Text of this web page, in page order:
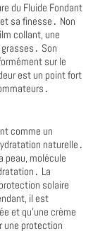
du Fluide Fondant
sa finesse․ Non
collant, une
Son
sur le
est un point fort
comme un
naturelle․
peau, molécule
La
solaire
il est
et qu'une crème
une protection